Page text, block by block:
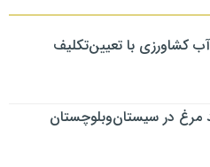
کشاورزی با تعیین‌تکلیف
در سیستان‌وبلوچستان